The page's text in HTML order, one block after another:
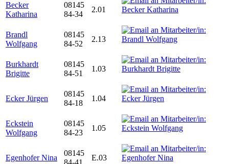
Becker
Katharina
08145
84-34
2.01
Brandl
Wolfgang
08145
84-52
2.13
Burkhardt
Brigitte
08145
84-51
1.03
Ecker Jürgen
08145
84-18
1.04
Eckstein
Wolfgang
08145
84-23
1.05
Egenhofer Nina
08145
E.03